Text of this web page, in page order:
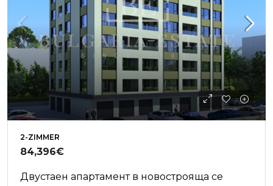
2-ZIMMER
84,396€
Двустаен апартамент в новострояща се